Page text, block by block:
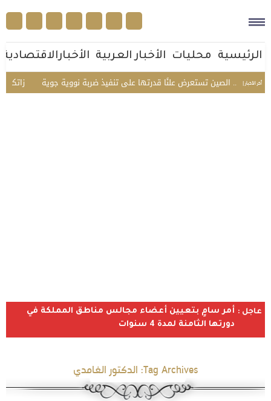
الرئيسية محليات الأخبار العربية الأخبارالاقتصادية
أخر الأخبار | «زاتكا» مرة.. الصين تستعرض علنًا قدرتها على تنفيذ ضربة نووية جوية
عاجل : أمر سامٍ بتعيين أعضاء مجالس مناطق المملكة في
دورتها الثامنة لمدة 4 سنوات
Tag Archives: الدكتور الغامدي